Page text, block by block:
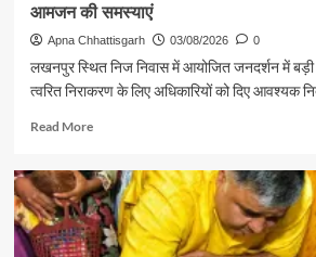
आमजन की समस्याएं
Apna Chhattisgarh 03/08/2026 0
लखनपुर स्थित निज निवास में आयोजित जनदर्शन में
त्वरित निराकरण के लिए अधिकारियों को दिए आवश्यक
Read MoreRead
पर्यटन
एवं
संस्कृति
मंत्री